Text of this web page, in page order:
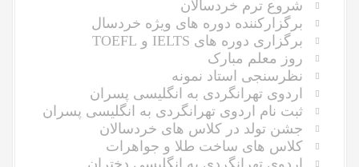
شروع ترم خردسالان
برگزارکننده دوره های ویژه خردسال
برگزاری دوره های IELTS و TOEFL
روز معلم مبارک
نظرسنجی استاد نمونه
اردوی تهرانگردی به انگلیسی پسران
ثبت نام اردوی تهرانگردی به انگلیسی پسران
جشن تولد در کلاس های خردسالان
کلاس های ساخت طلا و جواهرات